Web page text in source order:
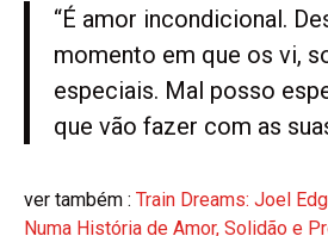
“É amor incondicional.
momento em que os vi,
especiais. Mal posso
que vão fazer com as
ver também : Train Dreams: Joel
Numa História de Amor, Solidão e